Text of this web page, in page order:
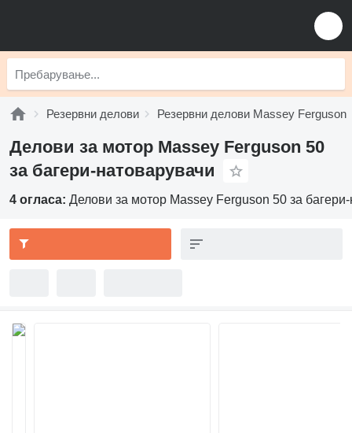
Резервни делови Резервни делови Massey Ferguson
Делови за мотор Massey Ferguson 50
за багери-натоварувачи
4 огласа: Делови за мотор Massey Ferguson 50 за